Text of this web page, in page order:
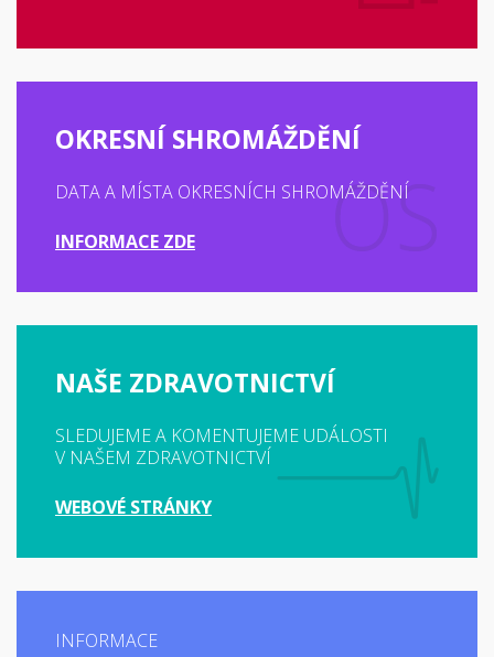
OKRESNÍ SHROMÁŽDĚNÍ
DATA A MÍSTA OKRESNÍCH SHROMÁŽDĚNÍ
INFORMACE ZDE
NAŠE ZDRAVOTNICTVÍ
SLEDUJEME A KOMENTUJEME UDÁLOSTI
V NAŠEM ZDRAVOTNICTVÍ
WEBOVÉ STRÁNKY
INFORMACE